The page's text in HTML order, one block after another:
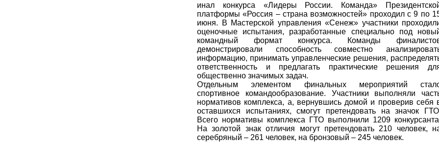
инал конкурса «Лидеры России. Команда»
платформы «Россия – страна возможностей» проходил с 9 по
июня. В Мастерской управления «Сенеж» участники
оценочные испытания, разработанные специально под
командный формат конкурса. Команды
демонстрировали способность совместно
информацию, принимать управленческие решения,
ответственность и предлагать практические решения
общественно значимых задач.
Отдельным элементом финальных мероприятий
спортивное командообразование. Участники выполняли
нормативов комплекса, а, вернувшись домой и проверив себя
оставшихся испытаниях, смогут претендовать на значок
Всего нормативы комплекса ГТО выполнили 1209
На золотой знак отличия могут претендовать 210 человек,
серебряный – 261 человек, на бронзовый – 245 человек.